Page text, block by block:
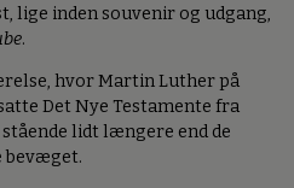
lige inden souvenir og udgang,
.
hvor Martin Luther på
Det Nye Testamente fra
lidt længere end de
bevæget.